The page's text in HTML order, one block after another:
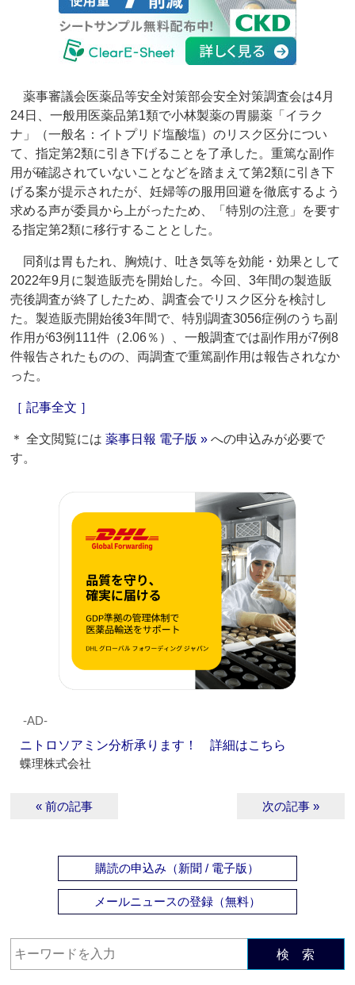
薬事審議会医薬品等安全対策部会安全対策調査会は4月
24日、一般用医薬品第1類で小林製薬の胃腸薬「イラク
ナ」（一般名：イトプリド塩酸塩）のリスク区分につい
て、指定第2類に引き下げることを了承した。重篤な副作
用が確認されていないことなどを踏まえて第2類に引き下
げる案が提示されたが、妊婦等の服用回避を徹底するよう
求める声が委員から上がったため、「特別の注意」を要す
る指定第2類に移行することとした。
同剤は胃もたれ、胸焼け、吐き気等を効能・効果として
2022年9月に製造販売を開始した。今回、3年間の製造販
売後調査が終了したため、調査会でリスク区分を検討し
た。製造販売開始後3年間で、特別調査3056症例のうち副
作用が63例111件（2.06％）、一般調査では副作用が7例8
件報告されたものの、両調査で重篤副作用は報告されなか
った。
［ 記事全文 ］
＊ 全文閲覧には薬事日報 電子版 » への申込みが必要で
す。
‐AD‐
ニトロソアミン分析承ります！ 詳細はこちら
蝶理株式会社
« 前の記事 次の記事 »
購読の申込み（新聞 / 電子版）
メールニュースの登録（無料）
検 索